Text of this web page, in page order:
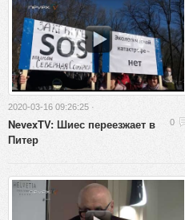
2020-03-16 09:26:25 ·
0
NevexTV: Шиес переезжает в
Питер